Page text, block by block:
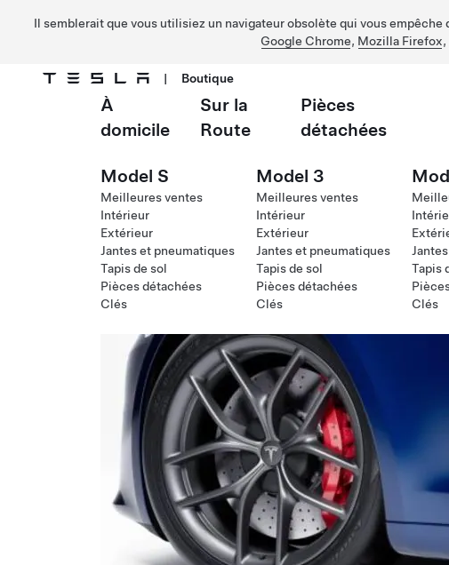
Il semblerait que vous utilisiez un navigateur obsolète qui vous
Google Chrome, Mozilla Firefox,
Passer au contenu principal
| Boutique
À
domicile
Sur la
Route
Pièces
détachées
Model S
Meilleures ventes
Intérieur
Extérieur
Jantes et pneumatiques
Tapis de sol
Pièces détachées
Clés
Model 3
Meilleures ventes
Intérieur
Extérieur
Jantes et pneumatiques
Tapis de sol
Pièces détachées
Clés
Tapis
Clés